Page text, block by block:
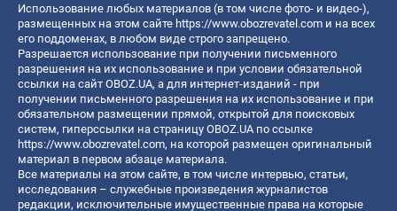
Использование любых материалов (в том числе фото- и видео-),
размещенных на этом сайте https://www.obozrevatel.com и на всех
его поддоменах, в любом виде строго запрещено.
Разрешается использование при получении письменного
разрешения на их использование и при условии обязательной
ссылки на сайт OBOZ.UA, а для интернет-изданий - при
получении письменного разрешения на их использование и при
обязательном размещении прямой, открытой для поисковых
систем, гиперссылки на страницу OBOZ.UA по ссылке
https://www.obozrevatel.com, на которой размещен оригинальный
материал в первом абзаце материала.
Все материалы на этом сайте, в том числе интервью, статьи,
исследования – служебные произведения журналистов
редакции, исключительные имущественные права на которые